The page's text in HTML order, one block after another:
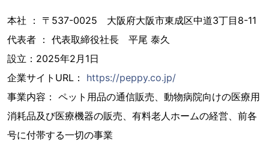
本社 ： 〒537-0025 大阪府大阪市東成区中道3丁目8-11
代表者 ： 代表取締役社長 平尾 泰久
設立：2025年2月1日
企業サイトURL： https://peppy.co.jp/
事業内容： ペット用品の通信販売、動物病院向けの医療用
消耗品及び医療機器の販売、有料老人ホームの経営、前各
号に付帯する一切の事業